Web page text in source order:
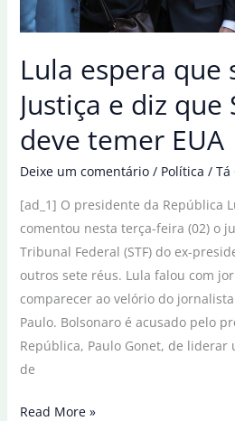
Trump
ONU
Lula espera que
Justiça e diz que
deve temer EUA
Deixe um comentário / Política / Tá
[ad_1] O presidente da República
comentou nesta terça-feira (02) o
Tribunal Federal (STF) do ex-
outros sete réus. Lula falou com
comparecer ao velório do
Paulo. Bolsonaro é acusado pelo
República, Paulo Gonet, de
de
Lula
Read More »